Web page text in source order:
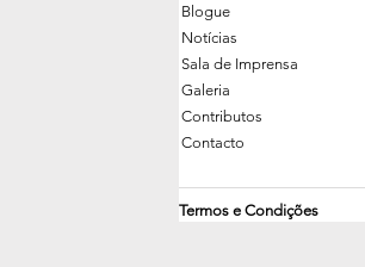
Blogue
Notícias
Sala de Imprensa
Galeria
Contributos
Contacto
Termos e Condições